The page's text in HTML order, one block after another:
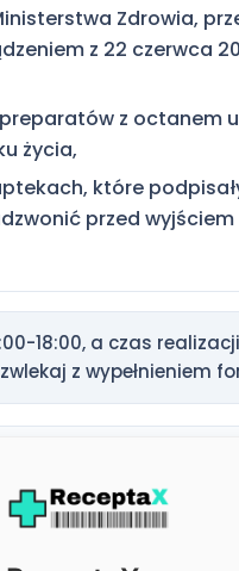
Zdrowia,
z 22 czerwca
z octanem
życia,
które
przed wyjściem
18:00, a czas
z wypełnieniem